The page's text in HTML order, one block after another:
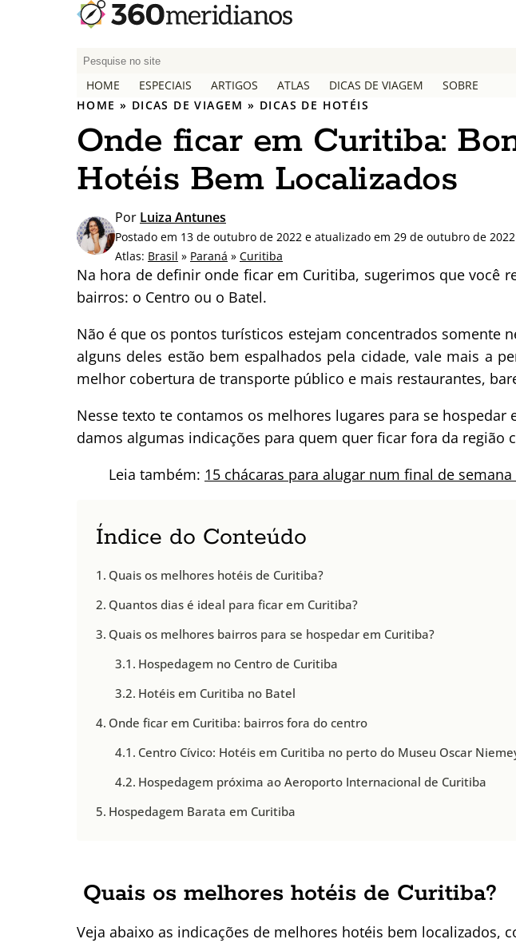
P
q
u
i
s
a
p
o
r
:
HOME ESPECIAIS ARTIGOS ATLAS DICAS DE VIAGEM SOBRE
HOME » DICAS DE VIAGEM » DICAS DE HOTÉIS
Onde ficar em Curitiba:
Hotéis Bem Localizados
Por Luiza Antunes
Postado em 13 de outubro de 2022 e atualizado em 29 de outubro de 2022
Atlas: Brasil » Paraná » Curitiba
Na hora de definir onde ficar em Curitiba, sugerimos que você
bairros: o Centro ou o Batel.
Não é que os pontos turísticos estejam concentrados somente
alguns deles estão bem espalhados pela cidade, vale mais a
melhor cobertura de transporte público e mais restaurantes,
Nesse texto te contamos os melhores lugares para se hospedar
damos algumas indicações para quem quer ficar fora da região
Leia também: 15 chácaras para alugar num final de
Índice do Conteúdo
Quais os melhores hotéis de Curitiba?
Quantos dias é ideal para ficar em Curitiba?
Quais os melhores bairros para se hospedar em Curitiba?
Hospedagem no Centro de Curitiba
Hotéis em Curitiba no Batel
Onde ficar em Curitiba: bairros fora do centro
Centro Cívico: Hotéis em Curitiba no perto do Museu Oscar
Hospedagem próxima ao Aeroporto Internacional de Curitiba
Hospedagem Barata em Curitiba
Quais os melhores hotéis de Curitiba?
Veja abaixo as indicações de melhores hotéis bem localizados,